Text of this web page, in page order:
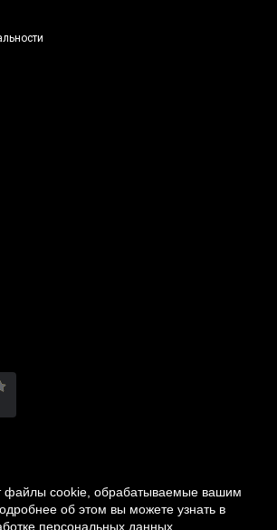
файлы cookie, обрабатываемые вашим
об этом вы можете узнать в
персональных данных